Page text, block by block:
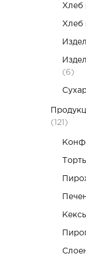
Хлеб
Хлеб
(6)
(121)